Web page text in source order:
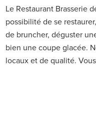
Le Restaurant Brasserie
possibilité de se
de bruncher, déguster
bien une coupe glacée.
locaux et de qualité.